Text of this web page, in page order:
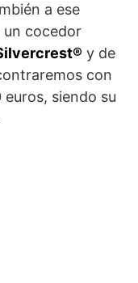
a ese
cocedor
y de
con
siendo su